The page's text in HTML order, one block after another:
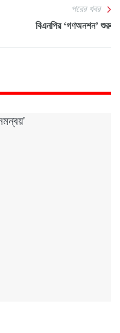
পরের খবর
বিএনপির ‘গণঅনশন’ শুরু